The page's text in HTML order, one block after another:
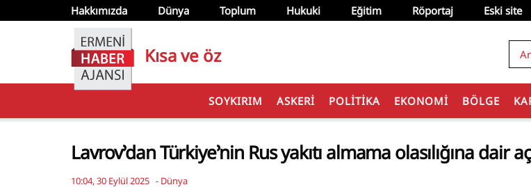
Hakkımızda Dünya Toplum Hukuki Eğitim Röportaj Eski site
Kısa ve öz
SOYKIRIM ASKERI POLITIKA EKONOMI BÖLGE
Lavrov’dan Türkiye’nin Rus yakıtı almama olasılığına dair
10:04, 30 Eylül 2025 - Dünya